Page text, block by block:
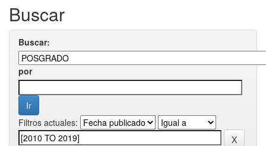
Buscar
Buscar:
por
Filtros actuales: